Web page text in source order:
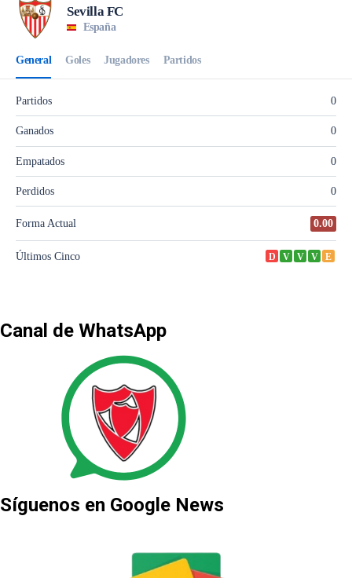
Canal de WhatsApp
Síguenos en Google News